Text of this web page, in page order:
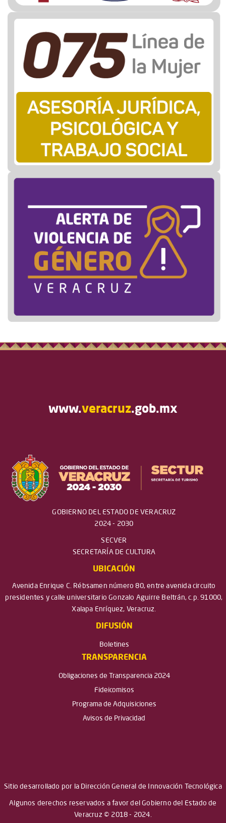
www.veracruz.gob.mx
GOBIERNO DEL ESTADO DE VERACRUZ
2024 - 2030
SECVER
SECRETARÍA DE CULTURA
UBICACIÓN
Avenida Enrique C. Rébsamen número 80, entre avenida circuito
presidentes y calle universitario Gonzalo Aguirre Beltrán, c.p. 91000,
Xalapa Enríquez, Veracruz.
DIFUSIÓN
Boletines
TRANSPARENCIA
Obligaciones de Transparencia 2024
Fideicomisos
Programa de Adquisiciones
Avisos de Privacidad
Sitio desarrollado por la Dirección General de Innovación Tecnológica
Algunos derechos reservados a favor del Gobierno del Estado de
Veracruz © 2018 - 2024.